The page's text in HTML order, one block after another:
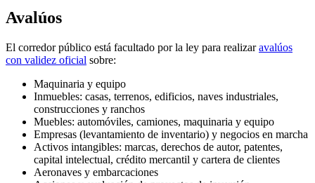
Avalúos
El corredor público está facultado por la ley para realizaravalúos
con validez oficial sobre:
Maquinaria y equipo
Inmuebles: casas, terrenos, edificios, naves industriales,
construcciones y ranchos
Muebles: automóviles, camiones, maquinaria y equipo
Empresas (levantamiento de inventario) y negocios en marcha
Activos intangibles: marcas, derechos de autor, patentes,
capital intelectual, crédito mercantil y cartera de clientes
Aeronaves y embarcaciones